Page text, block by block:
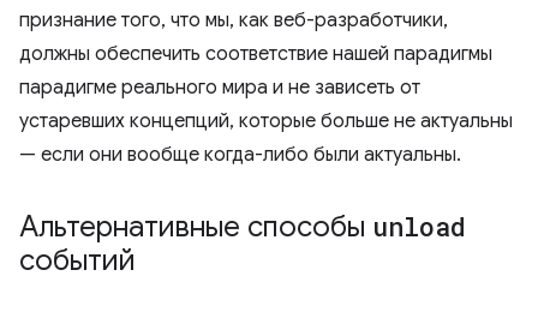
признание того, что мы, как веб-разработчики,
должны обеспечить соответствие нашей парадигмы
парадигме реального мира и не зависеть от
устаревших концепций, которые больше не актуальны
— если они вообще когда-либо были актуальны.
Альтернативные способы unload
событий